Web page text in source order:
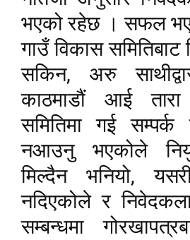
भएको रहेछ । सफल
गाउँ विकास
सकिन, अरु
काठमाडौं आई
समितिमा गई सम्पर्क
नआउनु भएकोले
मिल्दैन भनियो,
नदिएकोले र
सम्बन्धमा